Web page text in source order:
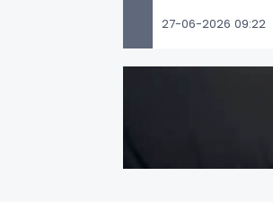
27-06-2026 09:22